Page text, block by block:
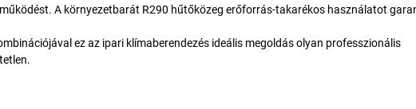
A környezetbarát R290 hűtőközeg erőforrás-takarékos használatot
ez az ipari klímaberendezés ideális megoldás olyan professzionális